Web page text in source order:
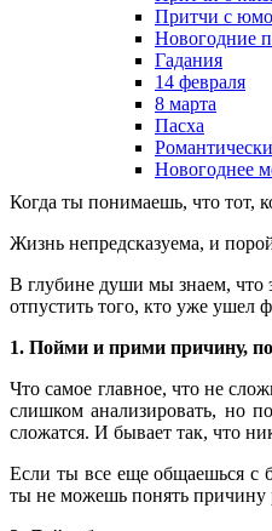
Притчи с
Новогодние
Гадания
14 февраля
8 марта
Пасха
Новогоднее
Когда ты понимаешь, что тот,
Жизнь непредсказуема, и
В глубине души мы знаем, что
отпустить того, кто уже ушел
1. Пойми и прими причину,
Что самое главное, что не
слишком анализировать, но
сложатся. И бывает так, что
Если ты все еще общаешься с
ты не можешь понять причину